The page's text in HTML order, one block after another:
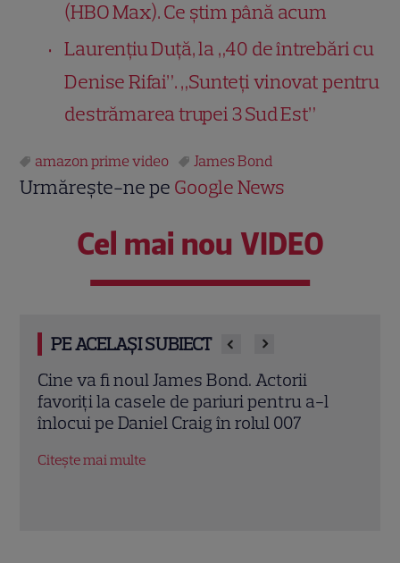
(HBO Max). Ce știm până acum
Laurențiu Duță, la „40 de întrebări cu
Denise Rifai”. „Sunteți vinovat pentru
destrămarea trupei 3 Sud Est”
amazon prime video James Bond
Urmărește-ne pe Google News
Cel mai nou VIDEO
PE ACELAȘI SUBIECT
De ce mașinile James Bond sunt mai
mult decât simple automobile